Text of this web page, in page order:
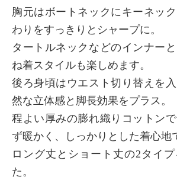
胸元はボートネックにキーネッ
わりをすっきりとシャープに。
タートルネックなどのインナー
ね着スタイルも楽しめます。
後ろ身頃はウエスト切り替えを
然な立体感と脚長効果をプラス。
程よい厚みの膨れ織りコットン
ず暖かく、しっかりとした着心地
ロング丈とショート丈の2タイ
た。